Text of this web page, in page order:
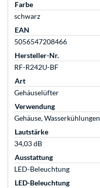
Farbe
schwarz
EAN
5056547208466
Hersteller-Nr.
RF-R242U-BF
Art
Gehäuselüfter
Verwendung
Gehäuse, Wasserkühlungen
Lautstärke
34,03 dB
Ausstattung
LED-Beleuchtung
LED-Beleuchtung